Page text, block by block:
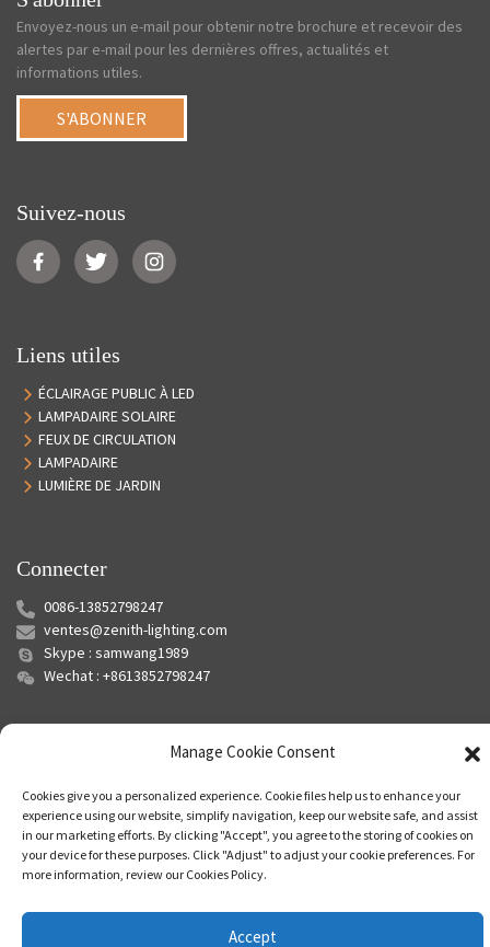
Envoyez-nous un e-mail pour obtenir notre brochure et recevoir des
alertes par e-mail pour les dernières offres, actualités et
informations utiles.
S'ABONNER
Suivez-nous
Liens utiles
ÉCLAIRAGE PUBLIC À LED
LAMPADAIRE SOLAIRE
FEUX DE CIRCULATION
LAMPADAIRE
LUMIÈRE DE JARDIN
Connecter
0086-13852798247
ventes@zenith-lighting.com
Skype : samwang1989
Wechat : +8613852798247
© Copyright - 2010-2024 : Tous droits réservés.Plan du site-Plan du
siteTrans-Recherche principale
Manage Cookie Consent
Cookies give you a personalized experience. Cookie files help us to enhance your
experience using our website, simplify navigation, keep our website safe, and assist
in our marketing efforts. By clicking "Accept", you agree to the storing of cookies on
your device for these purposes. Click "Adjust" to adjust your cookie preferences. For
more information, review our Cookies Policy.
Accept